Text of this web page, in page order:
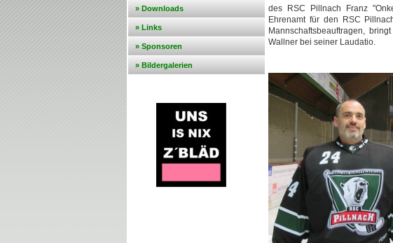
» Downloads
» Links
» Sponsoren
» Bildergalerien
des RSC Pillnach Franz
Ehrenamt für den RSC
Mannschaftsbeauftragen,
Wallner bei seiner Laudatio.